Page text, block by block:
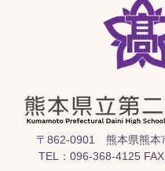
〒862-0901 熊本県熊本
TEL：096-368-4125